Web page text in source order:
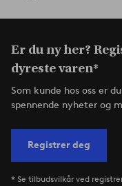
Er du ny her?
dyreste varen*
Som kunde hos oss er
spennende nyheter og
Registrer deg
* Se tilbudsvilkår ved